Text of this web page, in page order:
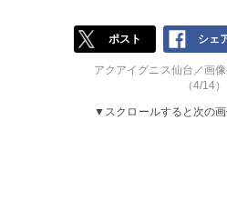
ポスト シェ
アクアイグニス仙台／画
（4/14）
▼スクロールすると次の